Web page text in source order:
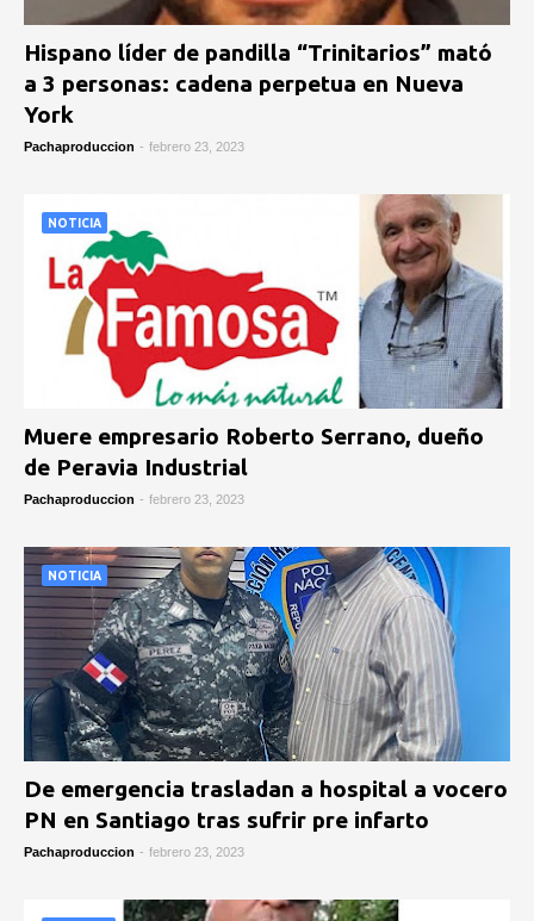
Hispano líder de pandilla “Trinitarios” mató
a 3 personas: cadena perpetua en Nueva
York
Pachaproduccion - febrero 23, 2023
NOTICIA
Muere empresario Roberto Serrano, dueño
de Peravia Industrial
Pachaproduccion - febrero 23, 2023
NOTICIA
De emergencia trasladan a hospital a vocero
PN en Santiago tras sufrir pre infarto
Pachaproduccion - febrero 23, 2023